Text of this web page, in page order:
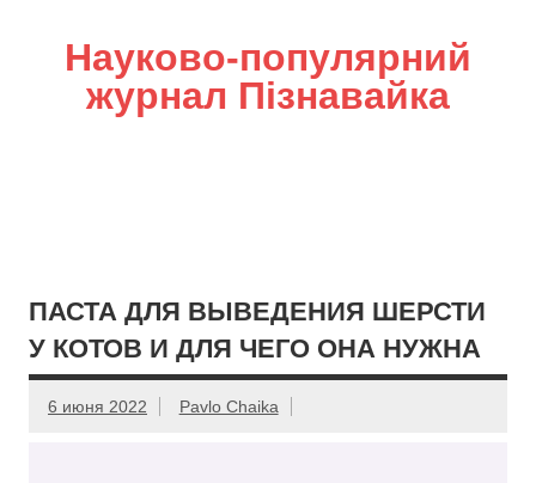
Науково-популярний
журнал Пізнавайка
ПАСТА ДЛЯ ВЫВЕДЕНИЯ ШЕРСТИ
У КОТОВ И ДЛЯ ЧЕГО ОНА НУЖНА
6 июня 2022 Pavlo Chaika